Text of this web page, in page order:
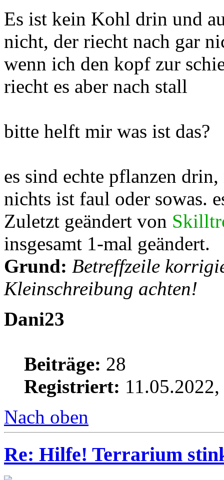
Es ist kein Kohl drin und
nicht, der riecht nach gar
wenn ich den kopf zur
riecht es aber nach stall
bitte helft mir was ist das?
es sind echte pflanzen
nichts ist faul oder sowas.
Zuletzt geändert von
insgesamt 1-mal geändert.
Grund: Betreffzeile
Kleinschreibung achten!
Dani23
Beiträge: 28
Registriert:
Nach oben
Re: Hilfe! Terrarium